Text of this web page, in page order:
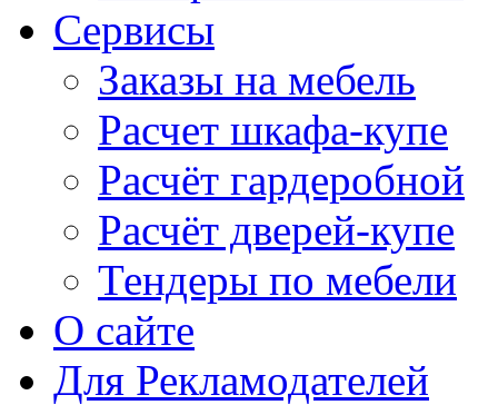
Сервисы
Заказы на мебель
Расчет шкафа-купе
Расчёт гардеробной
Расчёт дверей-купе
Тендеры по мебели
О сайте
Для Рекламодателей